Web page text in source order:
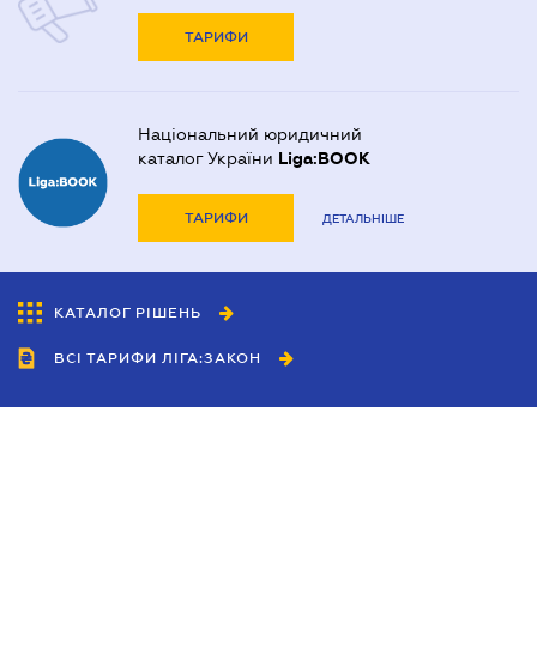
ТАРИФИ
Національний юридичний
каталог України Liga:BOOK
ТАРИФИ ДЕТАЛЬНІШЕ
КАТАЛОГ РІШЕНЬ
ВСІ ТАРИФИ ЛІГА:ЗАКОН